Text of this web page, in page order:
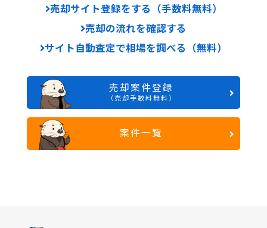
売却サイト登録をする（手数料無料）
売却の流れを確認する
サイト自動査定で相場を調べる（無料）
売却案件登録
（売却手数料無料）
案件一覧